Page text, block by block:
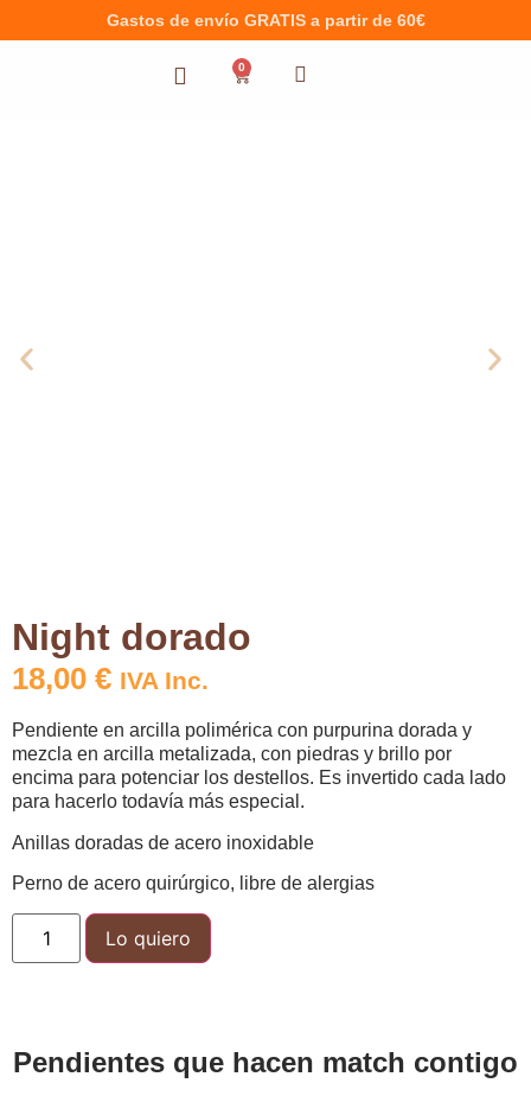
Gastos de envío GRATIS a partir de 60€
0
Night dorado
18,00 € IVA Inc.
Pendiente en arcilla polimérica con purpurina dorada y
mezcla en arcilla metalizada, con piedras y brillo por
encima para potenciar los destellos. Es invertido cada lado
para hacerlo todavía más especial.
Anillas doradas de acero inoxidable
Perno de acero quirúrgico, libre de alergias
Lo quiero
Pendientes que hacen match contigo